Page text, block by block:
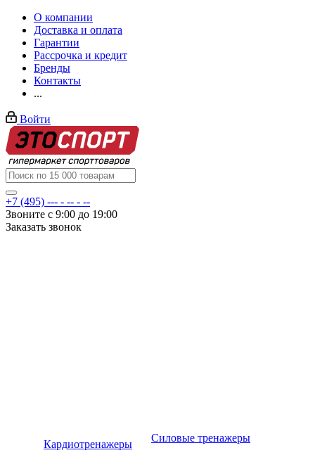
О компании
Доставка и оплата
Гарантии
Рассрочка и кредит
Бренды
Контакты
...
Войти
+7 (495) --- - -- - --
Звоните с 9:00 до 19:00
Заказать звонок
Кардиотренажеры
Силовые тренажеры